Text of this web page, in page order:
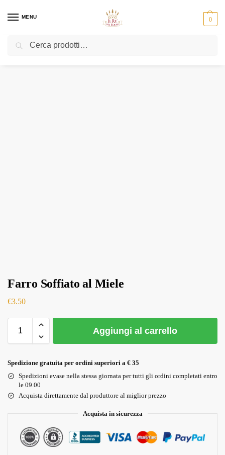
MENU 0
Home Cereali e legumi / Farro Soffiato al Miele
Farro Soffiato al Miele
€3.50
Aggiungi al carrello
Spedizione gratuita per ordini superiori a € 35
Spedizioni evase nella stessa giornata per tutti gli ordini completati entro
le 09.00
Acquista direttamente dal produttore al miglior prezzo
Acquista in sicurezza